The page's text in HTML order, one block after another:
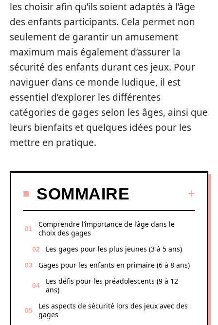
les choisir afin qu’ils soient adaptés à l’âge
des enfants participants. Cela permet non
seulement de garantir un amusement
maximum mais également d’assurer la
sécurité des enfants durant ces jeux. Pour
naviguer dans ce monde ludique, il est
essentiel d’explorer les différentes
catégories de gages selon les âges, ainsi que
leurs bienfaits et quelques idées pour les
mettre en pratique.
SOMMAIRE
Comprendre l’importance de l’âge dans le
choix des gages
Les gages pour les plus jeunes (3 à 5 ans)
Gages pour les enfants en primaire (6 à 8 ans)
Les défis pour les préadolescents (9 à 12
ans)
Les aspects de sécurité lors des jeux avec des
gages